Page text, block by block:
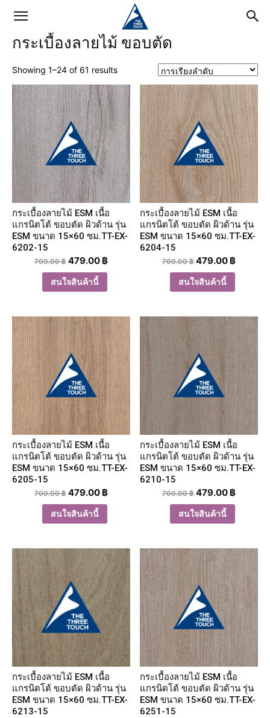
กระเบื้องลายไม้ ขอบตัด
Showing 1–24 of 61 results
กระเบื้องลายไม้ ESM เนื้อ
แกรนิตโต้ ขอบตัด ผิวด้าน รุ่น
ESM ขนาด 15×60 ซม.TT-EX-
6202-15
700.00฿ 479.00 ฿
สนใจสินค้านี้
กระเบื้องลายไม้ ESM เนื้อ
แกรนิตโต้ ขอบตัด ผิวด้าน รุ่น
ESM ขนาด 15×60 ซม.TT-EX-
6204-15
700.00฿ 479.00 ฿
สนใจสินค้านี้
กระเบื้องลายไม้ ESM เนื้อ
แกรนิตโต้ ขอบตัด ผิวด้าน รุ่น
ESM ขนาด 15×60 ซม.TT-EX-
6205-15
700.00฿ 479.00 ฿
สนใจสินค้านี้
กระเบื้องลายไม้ ESM เนื้อ
แกรนิตโต้ ขอบตัด ผิวด้าน รุ่น
ESM ขนาด 15×60 ซม.TT-EX-
6210-15
700.00฿ 479.00 ฿
สนใจสินค้านี้
กระเบื้องลายไม้ ESM เนื้อ
แกรนิตโต้ ขอบตัด ผิวด้าน รุ่น
ESM ขนาด 15×60 ซม.TT-EX-
6213-15
กระเบื้องลายไม้ ESM เนื้อ
แกรนิตโต้ ขอบตัด ผิวด้าน รุ่น
ESM ขนาด 15×60 ซม.TT-EX-
6251-15